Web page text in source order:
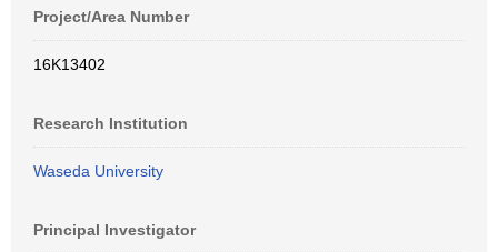
Project/Area Number
16K13402
Research Institution
Waseda University
Principal Investigator